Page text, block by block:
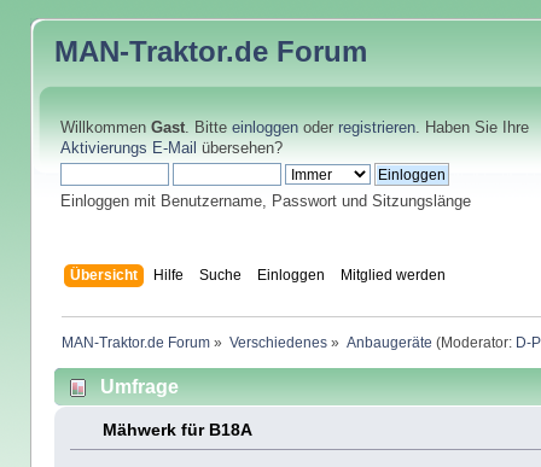
MAN-Traktor.de Forum
Willkommen Gast. Bitte einloggenoder registrieren. Haben Sie Ihre
Aktivierungs E-Mail übersehen?
Einloggen mit Benutzername, Passwort und Sitzungslänge
Übersicht Hilfe Suche Einloggen Mitglied werden
MAN-Traktor.de Forum » Verschiedenes » Anbaugeräte (Moderator: D-
Umfrage
Mähwerk für B18A